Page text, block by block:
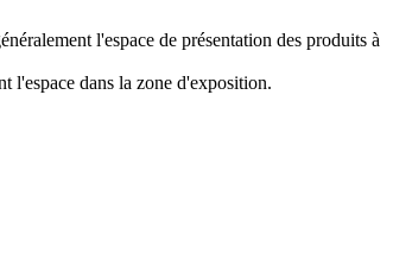
l'espace de présentation des produits à
l'espace dans la zone d'exposition.